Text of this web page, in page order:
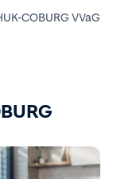
COBURG VVaG